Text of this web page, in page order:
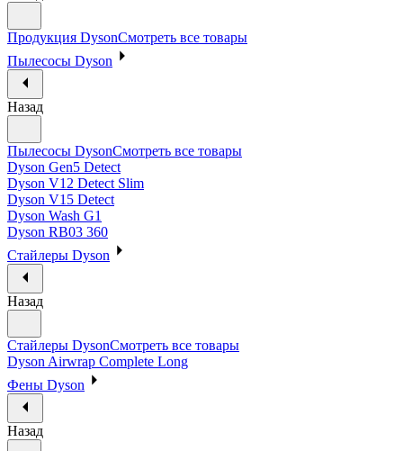
Продукция DysonСмотреть все товары
Пылесосы Dyson
Назад
Пылесосы DysonСмотреть все товары
Dyson Gen5 Detect
Dyson V12 Detect Slim
Dyson V15 Detect
Dyson Wash G1
Dyson RB03 360
Стайлеры Dyson
Назад
Стайлеры DysonСмотреть все товары
Dyson Airwrap Complete Long
Фены Dyson
Назад